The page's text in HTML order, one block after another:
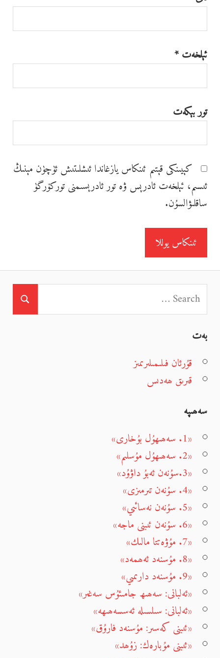
ئېلخەت*
تور بېكەت
كېيىنكى قېتىم ئىنكاس يازغاندا ئ‍ىشلىتىش ئۈچۈن مېنىڭ
ئ‍ىسىم، ئېلخەت ئادرېس ۋە تور ئادرېسىمنى توركۆرگۈ
ساقلىۋالسۇن.
بەت
قۇرئان فىلىمىلىرىمىز
قىرىق ھەدىس
سەھىپە
«1. سەھىھۇل بۇخارى»
«2. سەھىھۇل مۇسلىم»
«3.سۇنەن ئەبۇ داۋۇد»
«4. سۇنەن تىرمىزى»
«5. سۇنەن نەسائىي»
«6. سۇنەن ئىبنى ماجە»
«7. مۇۋەتتا مالىك»
«8. مۇسنەد ئەھمەد»
«9. مۇسنەد دارىمىي»
«ئەلبانى: سەھىھ جامىئۇس سەغىر»
«ئەلبانى: سىلسىلە ئەسسەھىھە»
«ئىبنى كەسىر: مۇسنەد فارۇق»
«ئىبنى مۇبارەك: زۇھد»